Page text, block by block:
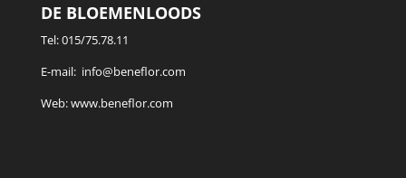
DE BLOEMENLOODS
Tel:015/75.78.11
E-mail: info@beneflor.com
Web:www.beneflor.com